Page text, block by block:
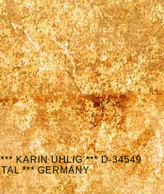
KARIN UHLIG *** D-34549
*** GERMANY